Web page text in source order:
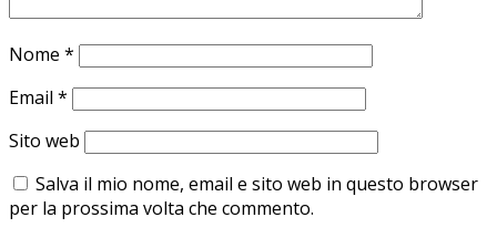
Nome *
Email *
Sito web
Salva il mio nome, email e sito web in questo browser
per la prossima volta che commento.